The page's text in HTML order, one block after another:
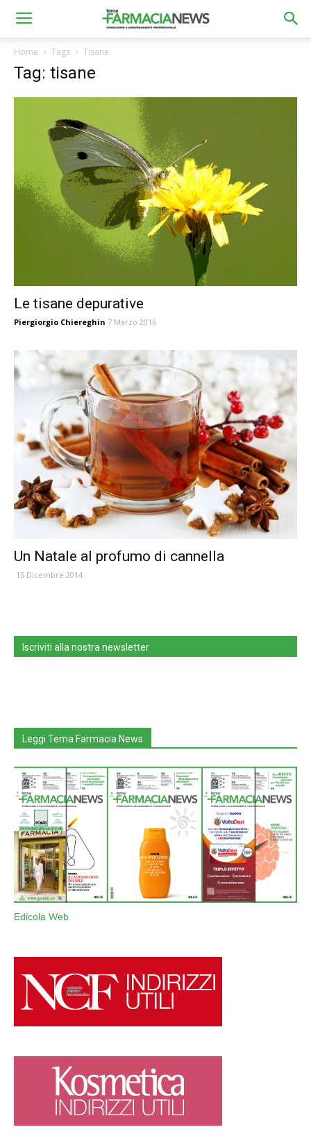
Home Tags Tisane
Tag: tisane
Le tisane depurative
Piergiorgio Chiereghin 7 Marzo 2016
Un Natale al profumo di cannella
15 Dicembre 2014
Iscriviti alla nostra newsletter
Leggi Tema Farmacia News
Edicola Web